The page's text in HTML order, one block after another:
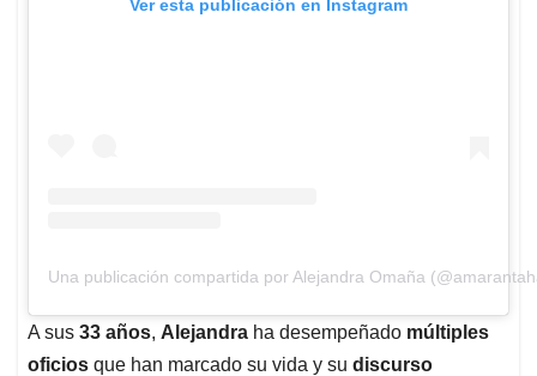
Ver esta publicación en Instagram
Una publicación compartida por Alejandra Omaña
A sus 33 años, Alejandra ha desempeñado múltiples
oficios que han marcado su vida y su discurso